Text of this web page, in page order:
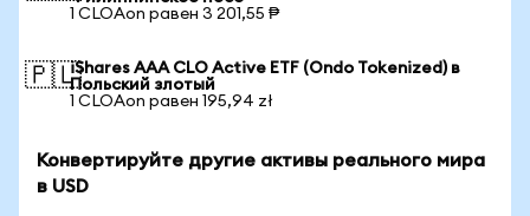
1 CLOAon равен 3 201,55 ₱
🇵🇱iShares AAA CLO Active ETF (Ondo Tokenized) в
Польский злотый
1 CLOAon равен 195,94 zł
Конвертируйте другие активы реального мира
в USD